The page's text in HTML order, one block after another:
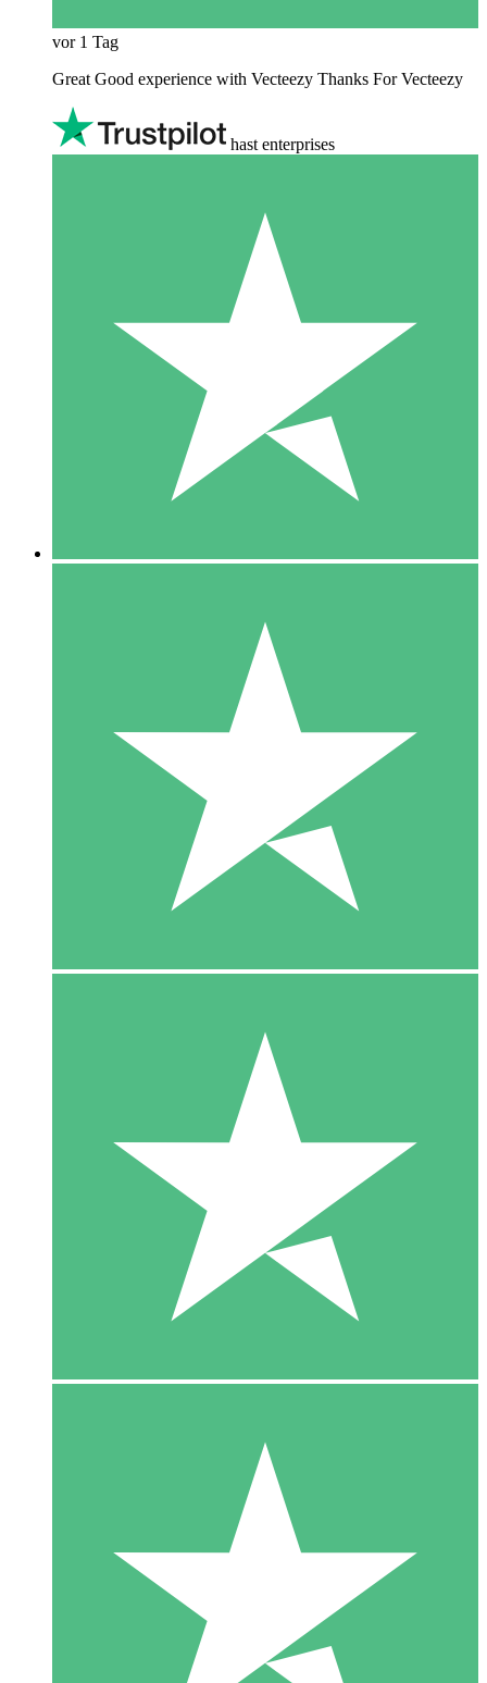
vor 1 Tag
Great Good experience with Vecteezy Thanks For Vecteezy
hast enterprises